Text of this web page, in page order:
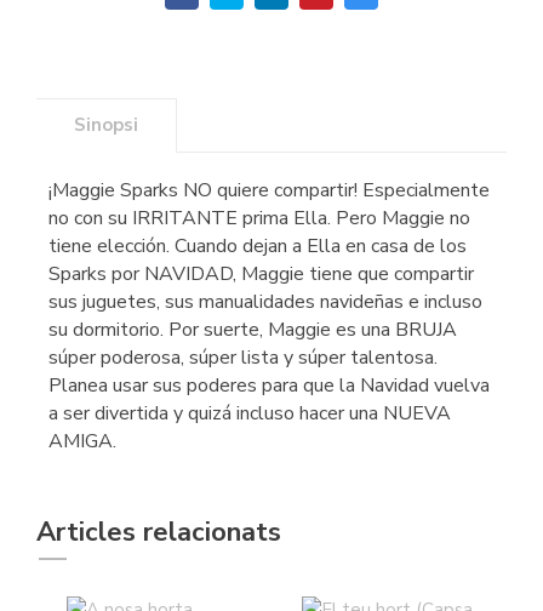
Sinopsi
¡Maggie Sparks NO quiere compartir! Especialmente
no con su IRRITANTE prima Ella. Pero Maggie no
tiene elección. Cuando dejan a Ella en casa de los
Sparks por NAVIDAD, Maggie tiene que compartir
sus juguetes, sus manualidades navideñas e incluso
su dormitorio. Por suerte, Maggie es una BRUJA
súper poderosa, súper lista y súper talentosa.
Planea usar sus poderes para que la Navidad vuelva
a ser divertida y quizá incluso hacer una NUEVA
AMIGA.
Articles relacionats